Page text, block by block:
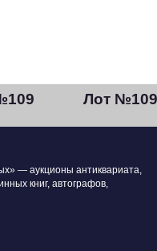
Лот №109
— аукционы антиквариата,
книг, автографов,